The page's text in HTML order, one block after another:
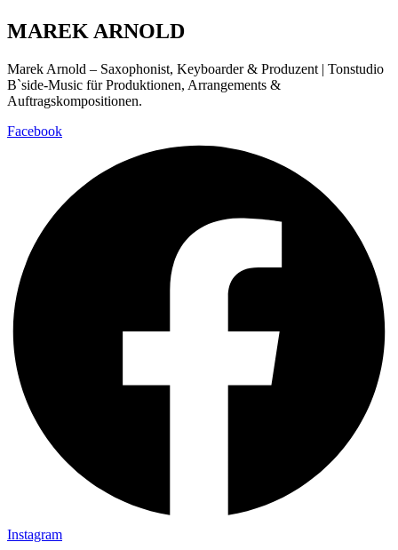
MAREK ARNOLD
Marek Arnold – Saxophonist, Keyboarder & Produzent | Tonstudio
B`side-Music für Produktionen, Arrangements &
Auftragskompositionen.
Facebook
Instagram